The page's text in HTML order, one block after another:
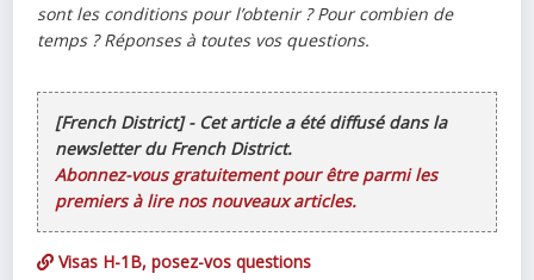
sont les conditions pour l’obtenir ? Pour combien de
temps ? Réponses à toutes vos questions.
[French District] - Cet article a été diffusé dans la
newsletter du French District.
Abonnez-vous gratuitement pour être parmi les
premiers à lire nos nouveaux articles.
Visas H-1B, posez-vos questions